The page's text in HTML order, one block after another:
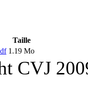
Taille
1.19 Mo
CVJ